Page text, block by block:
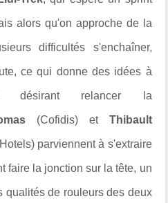
alors qu'on approche de la
difficultés s'enchaîner,
ce qui donne des idées à
désirant relancer la
(Cofidis) et Thibault
parviennent à s'extraire
faire la jonction sur la tête, un
qualités de rouleurs des deux